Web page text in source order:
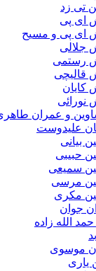
مسیح
طاهری
زاده